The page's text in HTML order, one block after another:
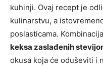
kuhinji. Ovaj recept je
kulinarstvu, a
poslasticama. Kombinacija
keksa zaslađenih
okusa koja će oduševiti i